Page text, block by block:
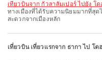
เที่ยวบินจาก กัวลาลัมเปอร์ ไปยัง โด
ทางเมืองที่ได้รับความนิยมมากที่สุด
สะดวกจากเมืองหลัก
เที่ยวบิน เที่ยวแรกจาก ธากา ไป โด